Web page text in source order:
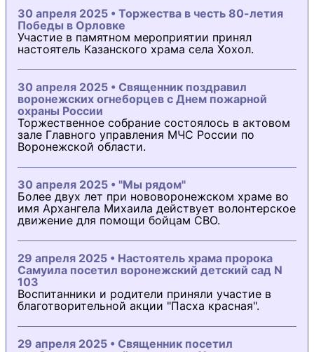
30 апреля 2025 • Торжества в честь 80-летия
Победы в Орловке
Участие в памятном мероприятии принял
настоятель Казанского храма села Хохол.
30 апреля 2025 • Священник поздравил
воронежских огнеборцев с Днем пожарной
охраны России
Торжественное собрание состоялось в актовом
зале Главного управления МЧС России по
Воронежской области.
30 апреля 2025 • "Мы рядом"
Более двух лет при нововоронежском храме во
имя Архангела Михаила действует волонтерское
движение для помощи бойцам СВО.
29 апреля 2025 • Настоятель храма пророка
Самуила посетил воронежский детский сад N
103
Воспитанники и родители приняли участие в
благотворительной акции "Пасха красная".
29 апреля 2025 • Священник посетил